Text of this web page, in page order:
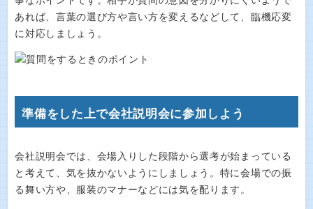
あれば、言葉の選び方や言い方を変えるなどして、臨機応変
に対応しましょう。
準備をした上で会社説明会に参加しよう
会社説明会では、会場入りした段階から選考が始まっている
と考えて、気を抜かないようにしましょう。特に会場での振
る舞い方や、服装のマナーなどには気を配ります。